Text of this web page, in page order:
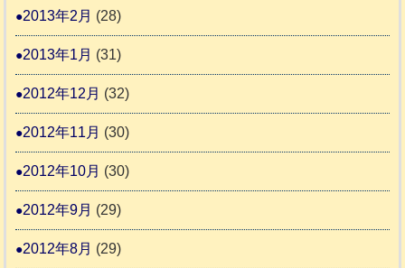
2013年2月 (28)
2013年1月 (31)
2012年12月 (32)
2012年11月 (30)
2012年10月 (30)
2012年9月 (29)
2012年8月 (29)